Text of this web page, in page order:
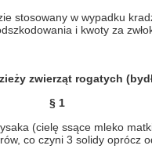
stosowany w wypadku
i kwoty za
zwierząt rogatych
§ 1
(cielę ssące mleko
co czyni 3 solidy oprócz